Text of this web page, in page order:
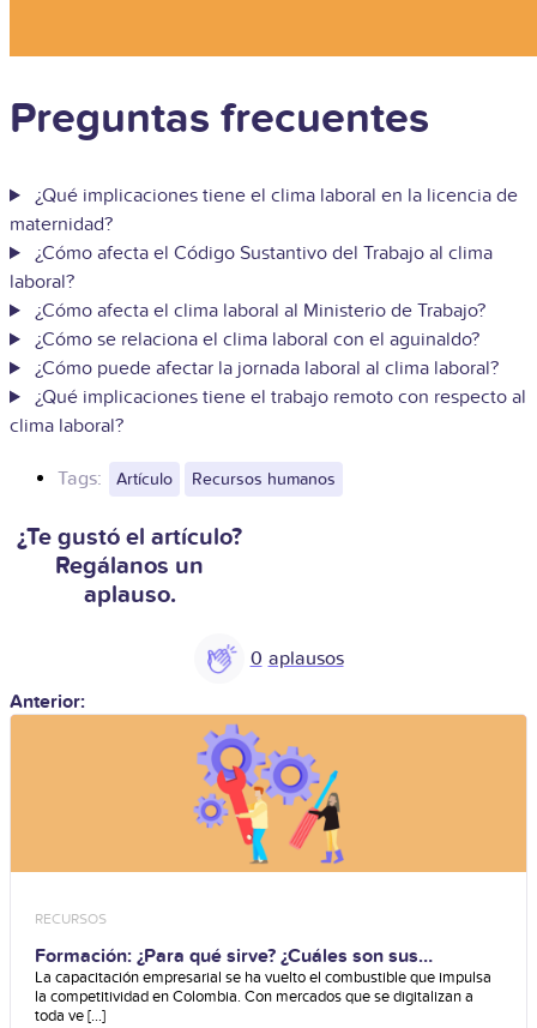
Preguntas frecuentes
¿Qué implicaciones tiene el clima laboral en la licencia de
maternidad?
¿Cómo afecta el Código Sustantivo del Trabajo al clima
laboral?
¿Cómo afecta el clima laboral al Ministerio de Trabajo?
¿Cómo se relaciona el clima laboral con el aguinaldo?
¿Cómo puede afectar la jornada laboral al clima laboral?
¿Qué implicaciones tiene el trabajo remoto con respecto al
clima laboral?
Tags: Artículo Recursos humanos
¿Te gustó el artículo?
Regálanos un
aplauso.
0
Anterior:
RECURSOS
Formación: ¿Para qué sirve? ¿Cuáles son sus
beneficios?
La capacitación empresarial se ha vuelto el combustible que impulsa
la competitividad en Colombia. Con mercados que se digitalizan a
toda ve [...]